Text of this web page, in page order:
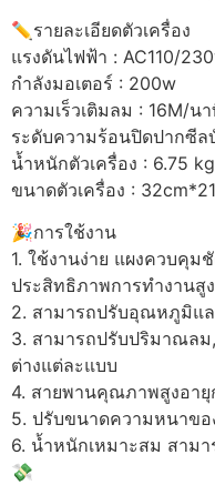
✏️รายละเอียดตัวเครื่อง
แรงดันไฟฟ้า : AC110/
กำลังมอเตอร์ : 200w
ความเร็วเติมลม : 16M/น
ระดับความร้อนปิดปากซีล
น้ำหนักตัวเครื่อง : 6.75
ขนาดตัวเครื่อง :
🎉การใช้งาน
1. ใช้งานง่าย แผงควบคุม
ประสิทธิภาพการทำงานสูง
2. สามารถปรับอุณหภูมิแ
3. สามารถปรับปริมาณล
ต่างแต่ละแบบ
4. สายพานคุณภาพสูงอายุ
5. ปรับขนาดความหนาข
6. น้ำหนักเหมาะสม สามา
💸